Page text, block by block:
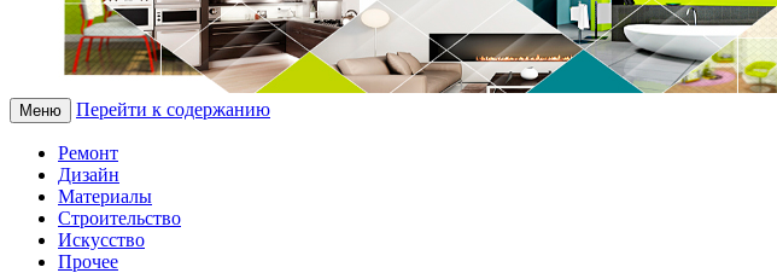
Меню Перейти к содержанию
Ремонт
Дизайн
Материалы
Строительство
Искусство
Прочее